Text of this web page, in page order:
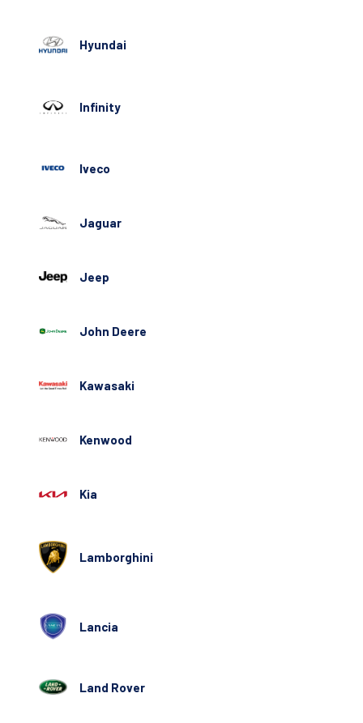
Hyundai
Infinity
Iveco
Jaguar
Jeep
John Deere
Kawasaki
Kenwood
Kia
Lamborghini
Lancia
Land Rover